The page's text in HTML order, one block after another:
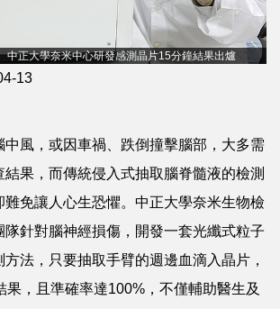
正大學奈米中心研發感測晶片15分鐘結果出爐
13
風，或因車禍、跌倒撞擊腦部，大多需
果，而傳統侵入式抽取腦脊髓液的檢測
難免讓人心生恐懼。中正大學奈米生物檢
隊針對腦神經損傷，開發一套光纖式粒子
法，只要抽取手臂的週邊血滴入晶片，
果，且準確率達100%，不僅輔助醫生及